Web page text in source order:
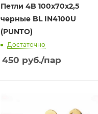
Петли 4B 100х70х2,5
черные BL IN4100U
(PUNTO)
Достаточно
450 руб./пар